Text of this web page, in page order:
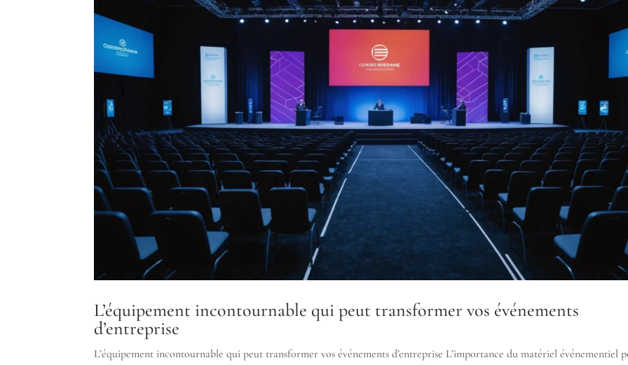
L’équipement incontournable qui peut transformer vos événements
d’entreprise
L’équipement incontournable qui peut transformer vos événements d’entreprise L’importance du matériel événementiel